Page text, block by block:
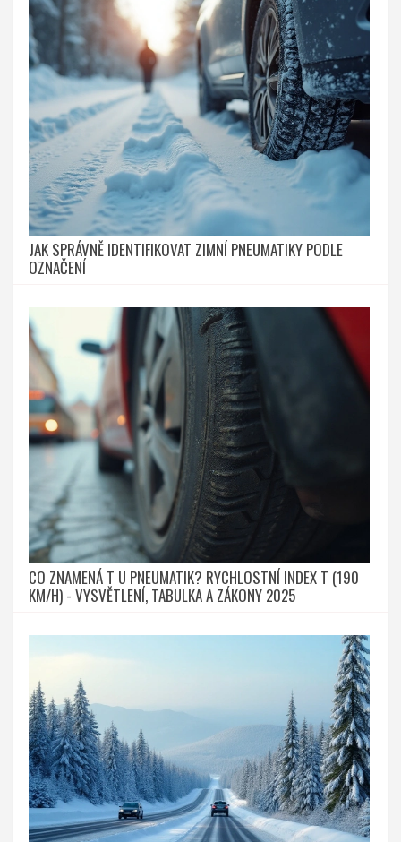
JAK SPRÁVNĚ IDENTIFIKOVAT ZIMNÍ PNEUMATIKY PODLE
OZNAČENÍ
CO ZNAMENÁ T U PNEUMATIK? RYCHLOSTNÍ INDEX T (190
KM/H) - VYSVĚTLENÍ, TABULKA A ZÁKONY 2025